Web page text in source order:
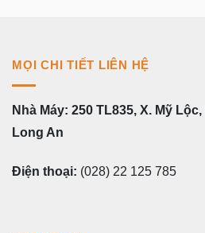
MỌI CHI TIẾT LIÊN HỆ
Nhà Máy: 250 TL835, X. Mỹ
Long An
Điện thoại: (028) 22 125 785